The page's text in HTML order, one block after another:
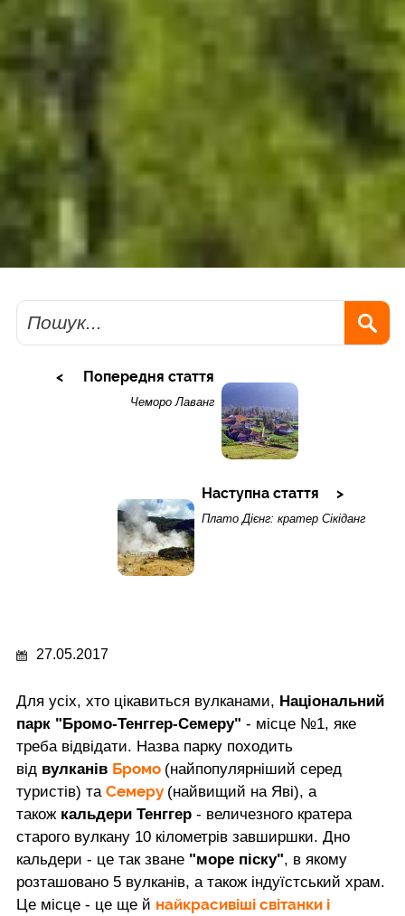
Пошук
Попередня стаття
Чеморо Лаванг
Наступна стаття
Плато Дієнг: кратер Сікіданг
27.05.2017
Для усіх, хто цікавиться вулканами, Національний
парк "Бромо-Тенггер-Семеру" - місце №1, яке
треба відвідати. Назва парку походить
від вулканів Бромо (найпопулярніший серед
туристів) та Семеру (найвищий на Яві), а
також кальдери Тенггер - величезного кратера
старого вулкану 10 кілометрів завширшки. Дно
кальдери - це так зване "море піску", в якому
розташовано 5 вулканів, а також індуїстський храм.
Це місце - це ще й найкрасивіші світанки і